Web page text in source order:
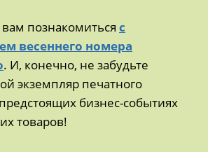
познакомиться с
весеннего номера
. И, конечно, не забудьте
экземпляр печатного
бизнес-событиях
товаров!